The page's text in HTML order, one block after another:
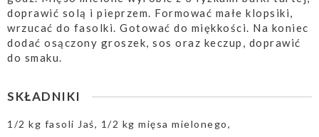
doprawić solą i pieprzem. Formować małe klopsiki,
wrzucać do fasolki. Gotować do miękkości. Na koniec
dodać osączony groszek, sos oraz keczup, doprawić
do smaku.
SKŁADNIKI
1/2 kg fasoli Jaś, 1/2 kg mięsa mielonego,